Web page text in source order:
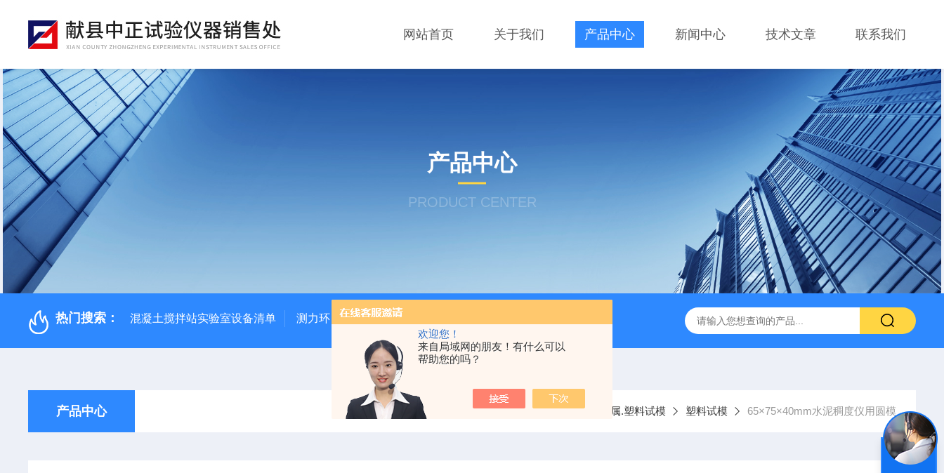
欢迎您！
来自局域网的朋友！有什么可以
帮助您的吗？
网站首页 关于我们 产品中心 新闻中心 技术文章 联系我们
产品中心
PRODUCT CENTER
热门搜索： 混凝土搅拌站实验室设备清单 测力环 混凝土抗弯拉弹性模量试验装置 钢结构防火涂料测厚仪 砂基透水砖透水速率试验装置
产品中心 当前位置：首页 产品中心 金属.塑料试模 塑料试模 65×75×40mm水泥稠度仪用圆模